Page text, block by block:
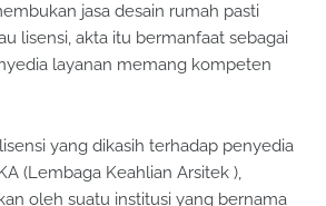
jasa desain rumah pasti
lisensi, akta itu bermanfaat sebagai
layanan memang kompeten
yang dikasih terhadap penyedia
(Lembaga Keahlian Arsitek ),
oleh suatu institusi yang bernama